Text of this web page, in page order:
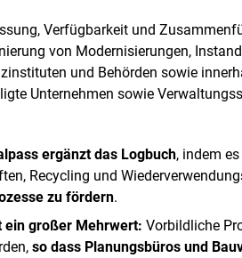
Verfügbarkeit und
von Modernisierungen,
und Behörden sowie
Unternehmen sowie
ergänzt das Logbuch, indem
Recycling und
zu fördern.
ein großer Mehrwert: Vorbildliche
so dass Planungsbüros und